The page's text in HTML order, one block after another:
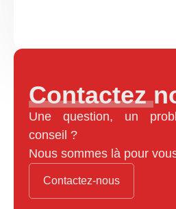
Contactez
Une question, un
conseil ?
Nous sommes là pour
Contactez-nous